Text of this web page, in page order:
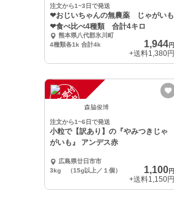
注文から1~3日で発送
❤おじいちゃんの無農薬 じゃがいも
❤食べ比べ4種類 合計4キロ
熊本県八代郡氷川町
4種類各1k 合計4k
1,944円
+送料1,380円
注
文
受
付
停
止
中 森脇俊博
注文から1~6日で発送
小粒で【訳あり】の『やみつきじゃ
がいも』 アンデス赤
広島県廿日市市
3kg （15g以上／１個）
1,100円
+送料1,150円